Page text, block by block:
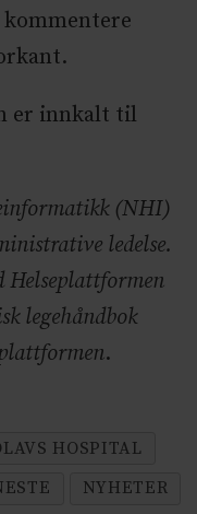
er innkalt til
(NHI)
ledelse.
legehåndbok
.
HOSPITAL
NYHETER